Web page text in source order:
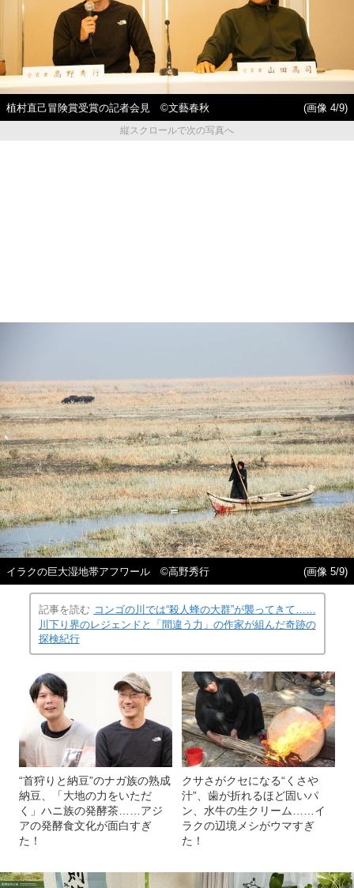
植村直己冒険賞受賞の記者会見 ©文藝春秋
(画像 4/9)
縦スクロールで次の写真へ
イラクの巨大湿地帯アフワール ©高野秀行 (画像 5/9)
記事を読む コンゴの川では“殺人蜂の大群”が襲ってきて……
川下り界のレジェンドと「間違う力」の作家が組んだ奇跡の
探検紀行
“首狩りと納豆”のナガ族の熟成
納豆、「大地の力をいただ
く」ハニ族の発酵茶……アジ
アの発酵食文化が面白すぎ
た！
クサさがクセになる“くさや
汁”、歯が折れるほど固いパ
ン、水牛の生クリーム……イ
ラクの辺境メシがウマすぎ
た！